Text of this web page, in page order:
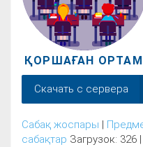
ҚОРШАҒАН
Скачать с сервера
Сабақ жоспары |
сабақтар Загрузок: